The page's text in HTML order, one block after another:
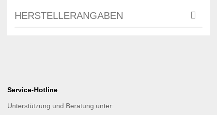
HERSTELLERANGABEN
Service-Hotline
Unterstützung und Beratung unter: